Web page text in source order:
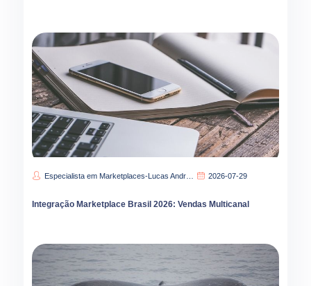
Especialista em Marketplaces-Lucas Andrade 2026-07-29
Integração Marketplace Brasil 2026: Vendas Multicanal